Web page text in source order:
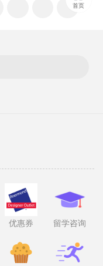
首页
优惠券 留学咨询